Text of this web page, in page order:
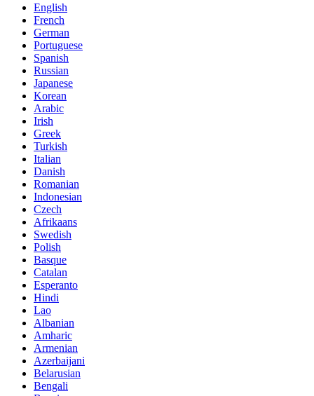
English
French
German
Portuguese
Spanish
Russian
Japanese
Korean
Arabic
Irish
Greek
Turkish
Italian
Danish
Romanian
Indonesian
Czech
Afrikaans
Swedish
Polish
Basque
Catalan
Esperanto
Hindi
Lao
Albanian
Amharic
Armenian
Azerbaijani
Belarusian
Bengali